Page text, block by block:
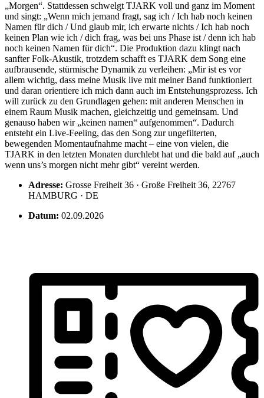
„Morgen“. Stattdessen schwelgt TJARK voll und ganz im Moment
und singt: „Wenn mich jemand fragt, sag ich / Ich hab noch keinen
Namen für dich / Und glaub mir, ich erwarte nichts / Ich hab noch
keinen Plan wie ich / dich frag, was bei uns Phase ist / denn ich hab
noch keinen Namen für dich“. Die Produktion dazu klingt nach
sanfter Folk-Akustik, trotzdem schafft es TJARK dem Song eine
aufbrausende, stürmische Dynamik zu verleihen: „Mir ist es vor
allem wichtig, dass meine Musik live mit meiner Band funktioniert
und daran orientiere ich mich dann auch im Entstehungsprozess. Ich
will zurück zu den Grundlagen gehen: mit anderen Menschen in
einem Raum Musik machen, gleichzeitig und gemeinsam. Und
genauso haben wir „keinen namen“ aufgenommen“. Dadurch
entsteht ein Live-Feeling, das den Song zur ungefilterten,
bewegenden Momentaufnahme macht – eine von vielen, die
TJARK in den letzten Monaten durchlebt hat und die bald auf „auch
wenn uns’s morgen nicht mehr gibt“ vereint werden.
Adresse: Grosse Freiheit 36 · Große Freiheit 36, 22767
HAMBURG · DE
Datum: 02.09.2026